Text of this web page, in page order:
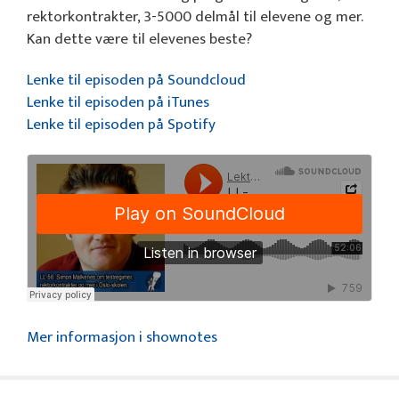
rektorkontrakter, 3-5000 delmål til elevene og mer.
Kan dette være til elevenes beste?
Lenke til episoden på Soundcloud
Lenke til episoden på iTunes
Lenke til episoden på Spotify
Mer informasjon i shownotes